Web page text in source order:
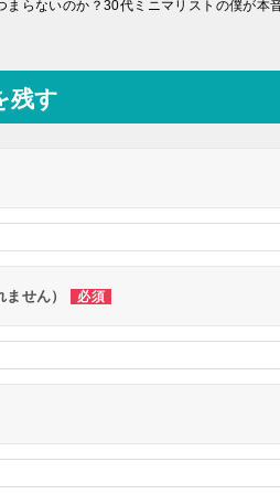
まらないのか？30代ミニマリストの僕が本
残す
ません） 必須